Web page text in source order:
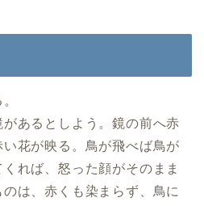
あるとしよう。鏡の前へ赤
花が映る。鳥が飛べば鳥が
れば、怒った顔がそのまま
は、赤くも染まらず、鳥に